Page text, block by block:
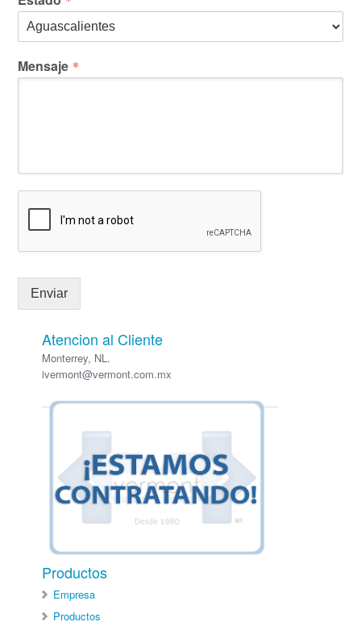
Mensaje *
Enviar
Atencion al Cliente
Monterrey, NL.
ivermont@vermont.com.mx
Productos
Empresa
Productos